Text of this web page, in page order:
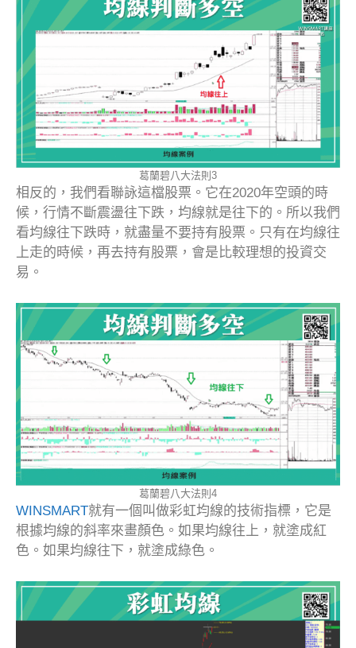
葛蘭碧八大法則3
相反的，我們看聯詠這檔股票。它在2020年空頭的時
候，行情不斷震盪往下跌，均線就是往下的。所以我們
看均線往下跌時，就盡量不要持有股票。只有在均線往
上走的時候，再去持有股票，會是比較理想的投資交
易。
葛蘭碧八大法則4
WINSMART就有一個叫做彩虹均線的技術指標，它是
根據均線的斜率來畫顏色。如果均線往上，就塗成紅
色。如果均線往下，就塗成綠色。